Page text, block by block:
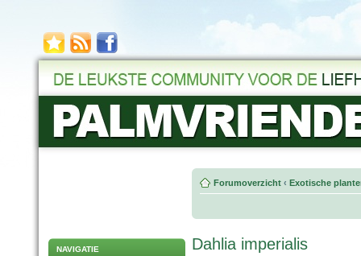
NAVIGATIE
Forumoverzicht ‹ Exotische
Dahlia imperialis